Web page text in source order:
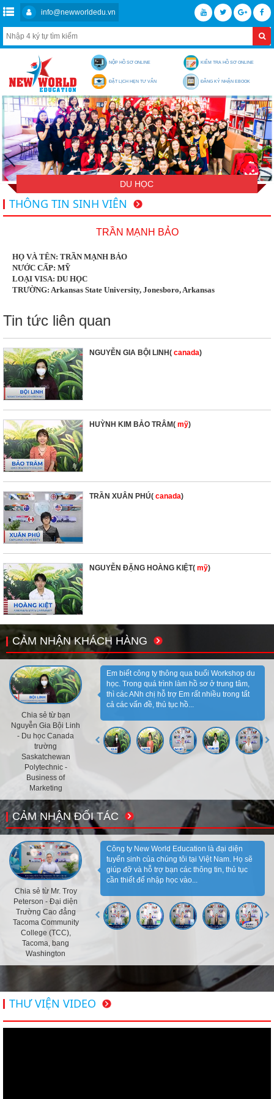
info@newworldedu.vn
NỘP HỒ SƠ ONLINE KIỂM TRA HỒ SƠ ONLINE
ĐẶT LỊCH HẸN TƯ VẤN ĐĂNG KÝ NHẬN EBOOK
DU HỌC
THÔNG TIN SINH VIÊN
TRẦN MẠNH BẢO
HỌ VÀ TÊN: TRẦN MẠNH BẢO
NƯỚC CẤP: MỸ
LOẠI VISA: DU HỌC
TRƯỜNG: Arkansas State University, Jonesboro, Arkansas
Tin tức liên quan
NGUYỄN GIA BỘI LINH( canada)
HUỲNH KIM BẢO TRÂM( mỹ)
TRẦN XUÂN PHÚ( canada)
NGUYỄN ĐẶNG HOÀNG KIỆT( mỹ)
CẢM NHẬN KHÁCH HÀNG
Chia sẻ từ bạn
Nguyễn Gia Bội Linh
- Du học Canada
trường
Saskatchewan
Polytechnic -
Business of
Marketing
Em biết công ty thông qua buổi Workshop du
học. Trong quá trình làm hồ sơ ở trung tâm,
thì các ANh chị hỗ trợ Em rất nhiều trong tất
cả các vấn đề, thủ tục hồ...
CẢM NHẬN ĐỐI TÁC
Chia sẻ từ Mr. Troy
Peterson - Đại diện
Trường Cao đẳng
Tacoma Community
College (TCC),
Tacoma, bang
Washington
Công ty New World Education là đại diện
tuyển sinh của chúng tôi tại Việt Nam. Họ sẽ
giúp đỡ và hỗ trợ bạn các thông tin, thủ tục
cần thiết để nhập học vào...
THƯ VIỆN VIDEO